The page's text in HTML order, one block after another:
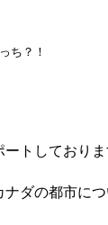
ち？！
トしており
ダの都市に